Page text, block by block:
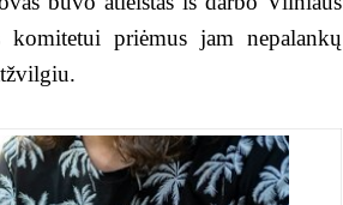
priėmus jam nepalankų